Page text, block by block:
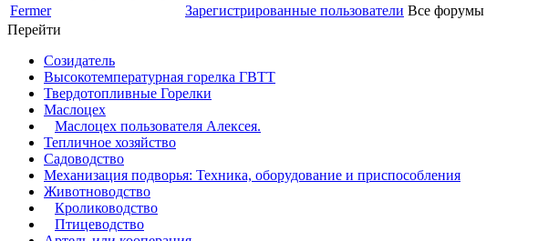
Fermer
Зарегистрированные пользователи Все форумы
Перейти
Созидатель
Высокотемпературная горелка ГВТТ
Твердотопливные Горелки
Маслоцех
Маслоцех пользователя Алексея.
Тепличное хозяйство
Садоводство
Механизация подворья: Техника, оборудование и приспособления
Животноводство
Кролиководство
Птицеводство